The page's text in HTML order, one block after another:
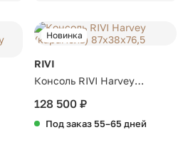
Новинка
RIVI
Консоль RIVI Harvey
(карамель) 87x38x76,5
128 500 ₽
Под заказ 55–65 дней